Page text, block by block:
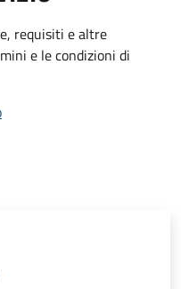
requisiti e altre
e le condizioni di